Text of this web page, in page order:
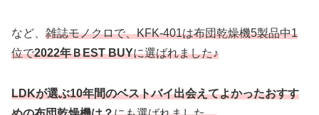
など、 雑誌モノクロで、KFK-401は布団乾燥機5製品中1
位で2022年ＢEST BUYに選ばれました♪
LDKが選ぶ10年間のベストバイ出会えてよかったおすす